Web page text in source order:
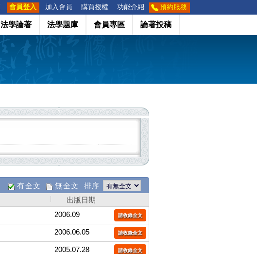
會員登入 加入會員 購買授權 功能介紹 預約服務
法學論著 法學題庫 會員專區 論著投稿
有全文 無全文 排序
出版日期
2006.09 請收錄全文
2006.06.05 請收錄全文
2005.07.28 請收錄全文